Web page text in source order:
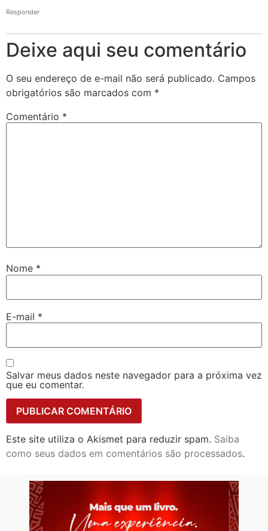
Responder
Deixe aqui seu comentário
O seu endereço de e-mail não será publicado. Campos
obrigatórios são marcados com *
Comentário *
Nome *
E-mail *
Salvar meus dados neste navegador para a próxima vez
que eu comentar.
Este site utiliza o Akismet para reduzir spam. Saiba
como seus dados em comentários são processados.